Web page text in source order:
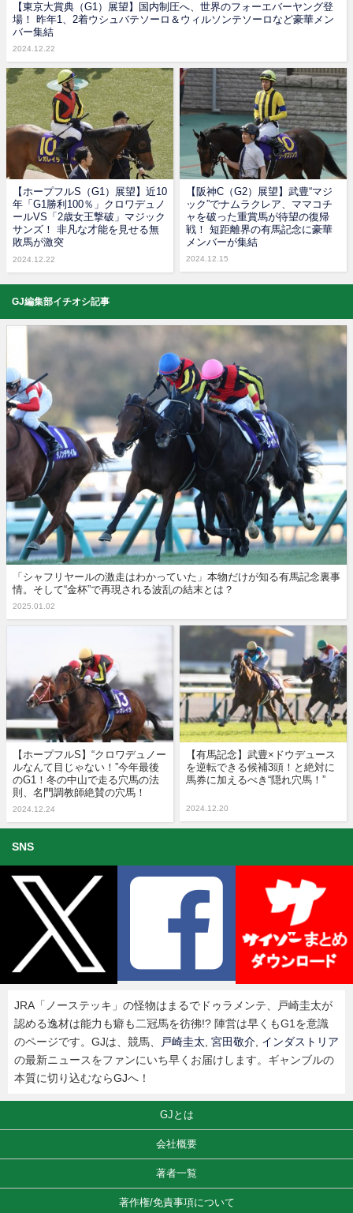
【東京大賞典（G1）展望】国内制圧へ、世界のフォーエバーヤング登
場！ 昨年1、2着ウシュバテソーロ＆ウィルソンテソーロなど豪華メン
バー集結
2024.12.22
【ホープフルS（G1）展望】近10
年「G1勝利100％」クロワデュノ
ールVS「2歳女王撃破」マジック
サンズ！ 非凡な才能を見せる無
敗馬が激突
2024.12.22
【阪神C（G2）展望】武豊“マジ
ック”でナムラクレア、ママコチ
ャを破った重賞馬が待望の復帰
戦！ 短距離界の有馬記念に豪華
メンバーが集結
2024.12.15
GJ編集部イチオシ記事
「シャフリヤールの激走はわかっていた」本物だけが知る有馬記念裏事
情。そして“金杯”で再現される波乱の結末とは？
2025.01.02
【ホープフルS】“クロワデュノー
ルなんて目じゃない！”今年最後
のG1！冬の中山で走る穴馬の法
則、名門調教師絶賛の穴馬！
2024.12.24
【有馬記念】武豊×ドウデュース
を逆転できる候補3頭！と絶対に
馬券に加えるべき“隠れ穴馬！”
2024.12.20
SNS
JRA「ノーステッキ」の怪物はまるでドゥラメンテ、戸崎圭太が
認める逸材は能力も癖も二冠馬を彷彿!? 陣営は早くもG1を意識
のページです。GJは、競馬、
戸崎圭太 宮田敬介 インダストリア
の最新ニュースをファンにいち早くお届けします。ギャンブルの
本質に切り込むならGJへ！
GJとは
会社概要
著者一覧
著作権/免責事項について